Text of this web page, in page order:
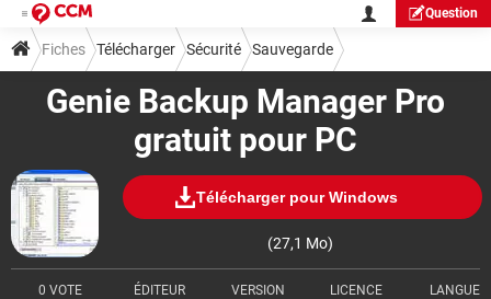
Question
Genie Backup Manager Pro
gratuit pour PC
Télécharger pour Windows
(27,1 Mo)
0 VOTE ÉDITEUR VERSION LICENCE LANGUE
Fiches Télécharger Sécurité Sauvegarde